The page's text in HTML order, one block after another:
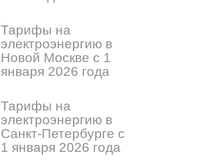
Тарифы на
электроэнергию в
Новой Москве с 1
января 2026 года
Тарифы на
электроэнергию в
Санкт-Петербурге с
1 января 2026 года